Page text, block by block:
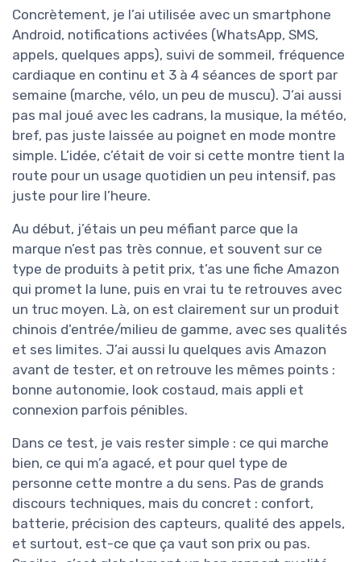
Concrètement, je l’ai utilisée avec un smartphone
Android, notifications activées (WhatsApp, SMS,
appels, quelques apps), suivi de sommeil, fréquence
cardiaque en continu et 3 à 4 séances de sport par
semaine (marche, vélo, un peu de muscu). J’ai aussi
pas mal joué avec les cadrans, la musique, la météo,
bref, pas juste laissée au poignet en mode montre
simple. L’idée, c’était de voir si cette montre tient la
route pour un usage quotidien un peu intensif, pas
juste pour lire l’heure.
Au début, j’étais un peu méfiant parce que la
marque n’est pas très connue, et souvent sur ce
type de produits à petit prix, t’as une fiche Amazon
qui promet la lune, puis en vrai tu te retrouves avec
un truc moyen. Là, on est clairement sur un produit
chinois d’entrée/milieu de gamme, avec ses qualités
et ses limites. J’ai aussi lu quelques avis Amazon
avant de tester, et on retrouve les mêmes points :
bonne autonomie, look costaud, mais appli et
connexion parfois pénibles.
Dans ce test, je vais rester simple : ce qui marche
bien, ce qui m’a agacé, et pour quel type de
personne cette montre a du sens. Pas de grands
discours techniques, mais du concret : confort,
batterie, précision des capteurs, qualité des appels,
et surtout, est-ce que ça vaut son prix ou pas.